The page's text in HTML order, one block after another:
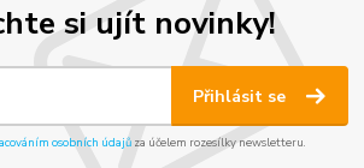
si ujít novinky!
Přihlásit se
osobních údajůza účelem rozesílky newsletteru.